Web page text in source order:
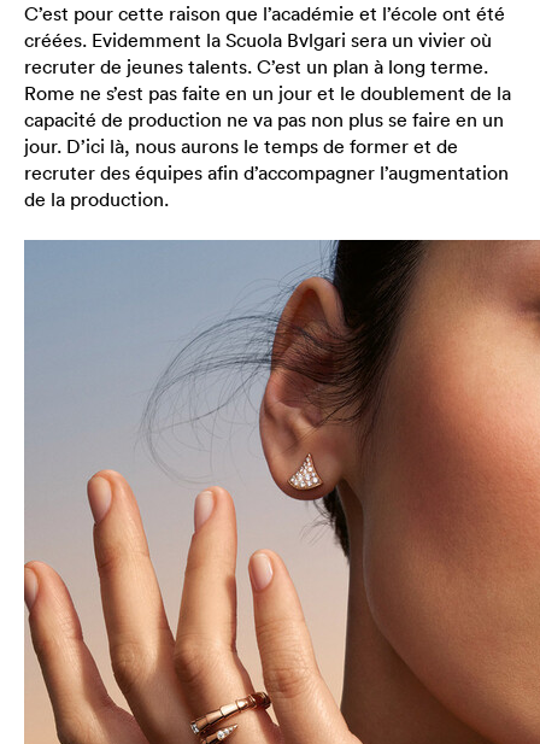
C’est pour cette raison que l’académie et l’école ont été
créées. Evidemment la Scuola Bvlgari sera un vivier où
recruter de jeunes talents. C’est un plan à long terme.
Rome ne s’est pas faite en un jour et le doublement de la
capacité de production ne va pas non plus se faire en un
jour. D’ici là, nous aurons le temps de former et de
recruter des équipes afin d’accompagner l’augmentation
de la production.